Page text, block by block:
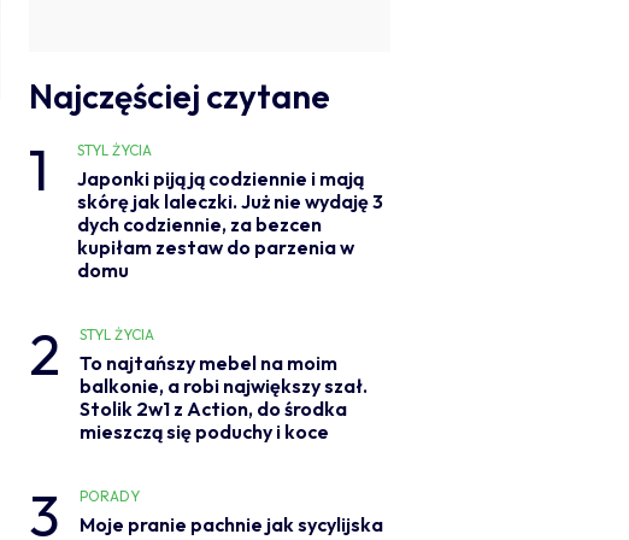
Najczęściej czytane
1 STYL ŻYCIA
Japonki piją ją codziennie i mają
skórę jak laleczki. Już nie wydaję 3
dych codziennie, za bezcen
kupiłam zestaw do parzenia w
domu
2 STYL ŻYCIA
To najtańszy mebel na moim
balkonie, a robi największy szał.
Stolik 2w1 z Action, do środka
mieszczą się poduchy i koce
3 PORADY
Moje pranie pachnie jak sycylijska